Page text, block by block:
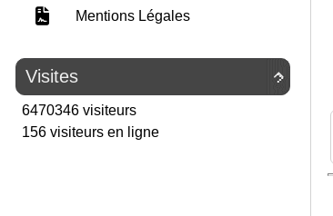
Mentions Légales

Visites
6470346 visiteurs
156 visiteurs en ligne